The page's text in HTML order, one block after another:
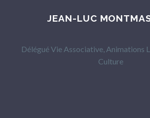
JEAN-LUC
Délégué Vie Associative, Animations
Culture